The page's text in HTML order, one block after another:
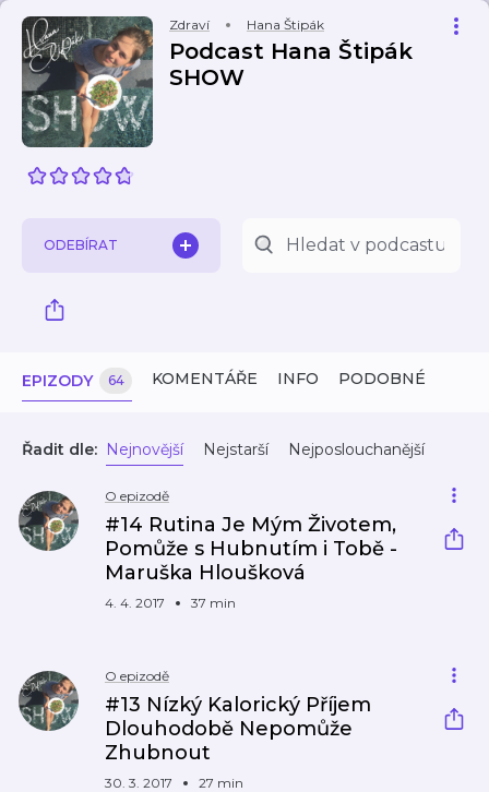
Zdraví Hana Štipák
Podcast Hana Štipák
SHOW
ODEBÍRAT
EPIZODY 64 KOMENTÁŘE INFO PODOBNÉ
Řadit dle: Nejnovější Nejstarší Nejposlouchanější
O epizodě
#14 Rutina Je Mým Životem,
Pomůže s Hubnutím i Tobě -
Maruška Hloušková
4. 4. 2017 37 min
O epizodě
#13 Nízký Kalorický Příjem
Dlouhodobě Nepomůže
Zhubnout
30. 3. 2017 27 min